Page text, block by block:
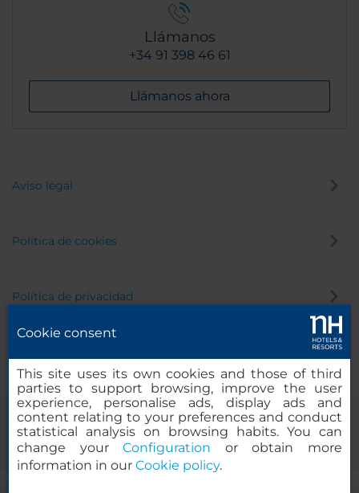
Llámanos
+34 91 398 46 61
Llámanos ahora
Aviso legal
Política de cookies
Política de privacidad
Cookie consent
This site uses its own cookies and those of third
parties to support browsing, improve the user
experience, personalise ads, display ads and
content relating to your preferences and conduct
statistical analysis on browsing habits. You can
change yourConfiguration or obtain more
information in our Cookie policy.